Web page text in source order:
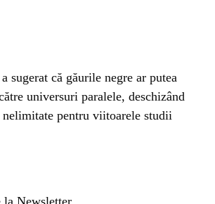
sugerat că găurile negre ar putea
universuri paralele, deschizând
pentru viitoarele studii
la Newsletter